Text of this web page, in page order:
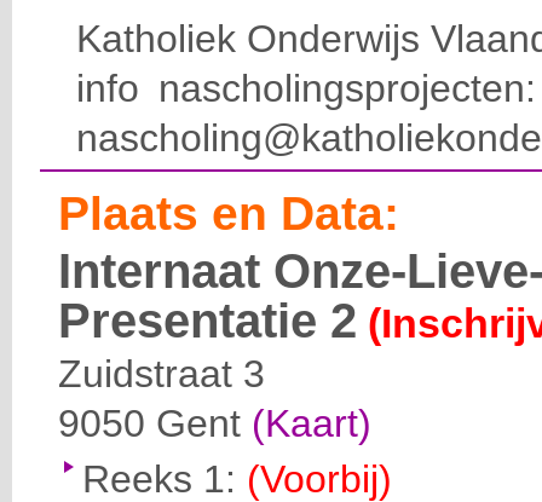
Katholiek Onderwijs
info
Plaats en Data:
Internaat Onze-
Presentatie 2
Zuidstraat 3
9050 Gent (Kaart)
Reeks 1: (Voorbij)